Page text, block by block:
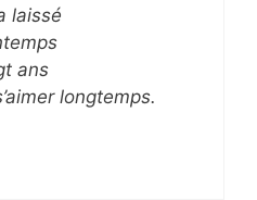
laissé
ans
longtemps.